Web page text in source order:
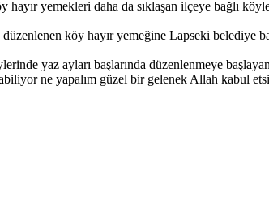
hayır yemekleri daha da sıklaşan ilçeye bağlı
köy hayır yemeğine Lapseki belediye
yaz ayları başlarında düzenlenmeye
ne yapalım güzel bir gelenek Allah kabul